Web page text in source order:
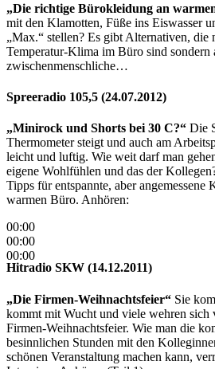
„Die richtige Bürokleidung an
mit den Klamotten, Füße ins Eiswasser
„Max.“ stellen? Es gibt Alternativen,
Temperatur-Klima im Büro sind sondern
zwischenmenschliche…
Spreeradio 105,5 (24.07.2012)
„Minirock und Shorts bei 30 C?“ Die
Thermometer steigt und auch am
leicht und luftig. Wie weit darf man
eigene Wohlfühlen und das der
Tipps für entspannte, aber
warmen Büro. Anhören:
00:00
00:00
00:00
Hitradio SKW (14.12.2011)
„Die Firmen-Weihnachtsfeier“ Sie
kommt mit Wucht und viele wehren sich
Firmen-Weihnachtsfeier. Wie man die
besinnlichen Stunden mit den
schönen Veranstaltung machen kann,